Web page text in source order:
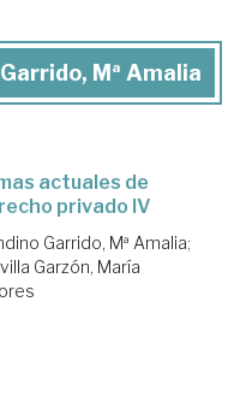
Mª Amalia
actuales de
privado IV
Garrido, Mª Amalia;
Garzón, María